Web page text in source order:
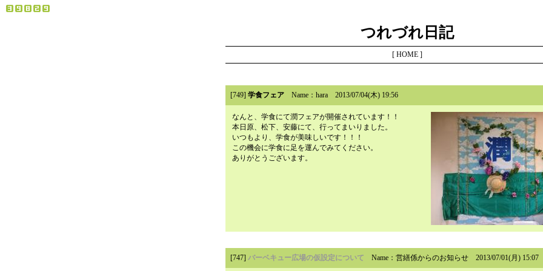
つれづれ日記
[ HOME ]
[749] 学食フェア Name：hara 2013/07/04(木) 19:56
なんと、学食にて潤フェアが開催されています！！
本日原、松下、安藤にて、行ってまいりました。
いつもより、学食が美味しいです！！！
この機会に学食に足を運んでみてください。
ありがとうございます。
[747] バーベキュー広場の仮設定について Name：営繕係からのお知らせ 2013/07/01(月)